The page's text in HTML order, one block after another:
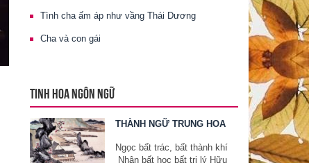
Tình cha ấm áp như vầng Thái Dương
Cha và con gái
TINH HOA NGÔN NGỮ
THÀNH NGỮ TRUNG HOA
Ngọc bất trác, bất thành khí
Nhân bất học bất tri lý Hữu